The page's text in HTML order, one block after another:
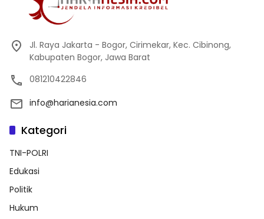
Jl. Raya Jakarta - Bogor, Cirimekar, Kec. Cibinong,
Kabupaten Bogor, Jawa Barat
081210422846
info@harianesia.com
Kategori
TNI-POLRI
Edukasi
Politik
Hukum